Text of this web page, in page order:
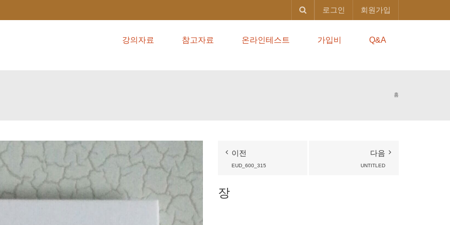
로그인 회원가입
강의자료 참고자료 온라인테스트 가입비 Q&A
홈
이전
EUD_600_315
다음
UNTITLED
장